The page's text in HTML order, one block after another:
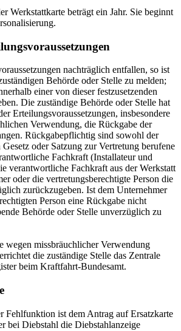
Werkstattkarte beträgt ein Jahr. Sie beginnt
nachträglich entfallen, so ist
Behörde oder Stelle zu melden;
einer von dieser festzusetzenden
Die zuständige Behörde oder Stelle hat
Erteilungsvoraussetzungen, insbesondere
Verwendung, die Rückgabe der
Rückgabepflichtig sind sowohl der
oder Satzung zur Vertretung berufene
Fachkraft (Installateur und
verantwortliche Fachkraft aus der Werkstatt
oder die vertretungsberechtigte Person die
zurückzugeben. Ist dem Unternehmer
Person eine Rückgabe nicht
Behörde oder Stelle unverzüglich zu
wegen missbräuchlicher Verwendung
die zuständige Stelle das Zentrale
beim Kraftfahrt-Bundesamt.
Fehlfunktion ist dem Antrag auf Ersatzkarte
bei Diebstahl die Diebstahlanzeige